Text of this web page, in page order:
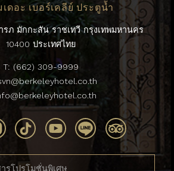
ดอะ เบอร์เคลีย์ ประตูน้ำ
ภ มักกะสัน ราชเทวี กรุงเทพมหานคร
10400 ประเทศไทย
T: (662) 309-9999